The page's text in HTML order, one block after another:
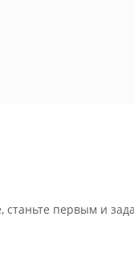
станьте первым и